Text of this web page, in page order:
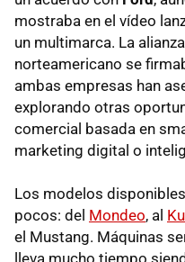
mostraba en el vídeo
un multimarca. La
norteamericano se
ambas empresas han
explorando otras
comercial basada en
marketing digital o
Los modelos
pocos: del Mondeo, al
el Mustang. Máquinas